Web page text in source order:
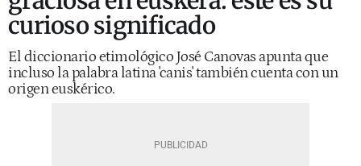
curioso significado
El diccionario etimológico José Canovas apunta que
incluso la palabra latina 'canis' también cuenta con un
origen euskérico.